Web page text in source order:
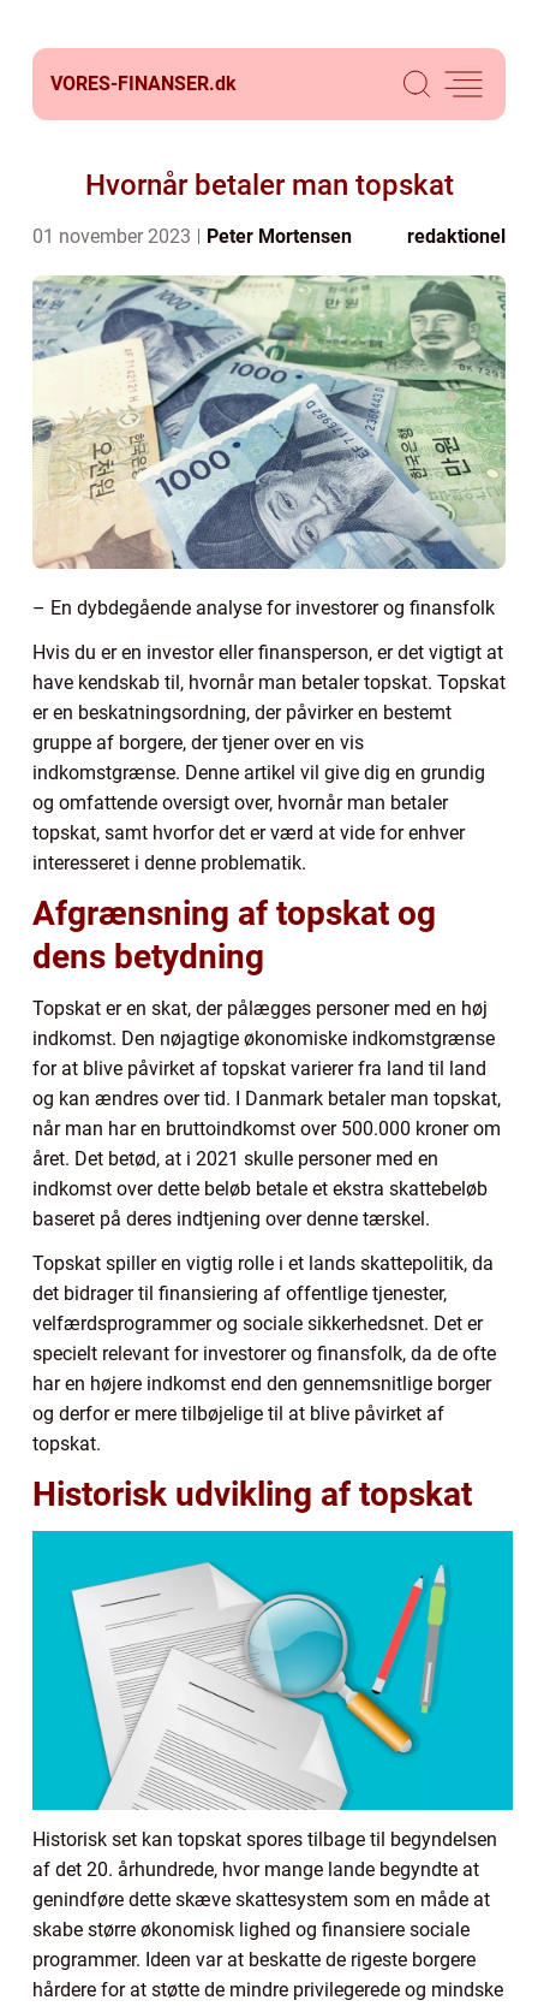
VORES-FINANSER.dk
Hvornår betaler man topskat
01 november 2023 Peter Mortensen redaktionel
– En dybdegående analyse for investorer og finansfolk
Hvis du er en investor eller finansperson, er det vigtigt at
have kendskab til, hvornår man betaler topskat. Topskat
er en beskatningsordning, der påvirker en bestemt
gruppe af borgere, der tjener over en vis
indkomstgrænse. Denne artikel vil give dig en grundig
og omfattende oversigt over, hvornår man betaler
topskat, samt hvorfor det er værd at vide for enhver
interesseret i denne problematik.
Afgrænsning af topskat og
dens betydning
Topskat er en skat, der pålægges personer med en høj
indkomst. Den nøjagtige økonomiske indkomstgrænse
for at blive påvirket af topskat varierer fra land til land
og kan ændres over tid. I Danmark betaler man topskat,
når man har en bruttoindkomst over 500.000 kroner om
året. Det betød, at i 2021 skulle personer med en
indkomst over dette beløb betale et ekstra skattebeløb
baseret på deres indtjening over denne tærskel.
Topskat spiller en vigtig rolle i et lands skattepolitik, da
det bidrager til finansiering af offentlige tjenester,
velfærdsprogrammer og sociale sikkerhedsnet. Det er
specielt relevant for investorer og finansfolk, da de ofte
har en højere indkomst end den gennemsnitlige borger
og derfor er mere tilbøjelige til at blive påvirket af
topskat.
Historisk udvikling af topskat
Historisk set kan topskat spores tilbage til begyndelsen
af det 20. århundrede, hvor mange lande begyndte at
genindføre dette skæve skattesystem som en måde at
skabe større økonomisk lighed og finansiere sociale
programmer. Ideen var at beskatte de rigeste borgere
hårdere for at støtte de mindre privilegerede og mindske